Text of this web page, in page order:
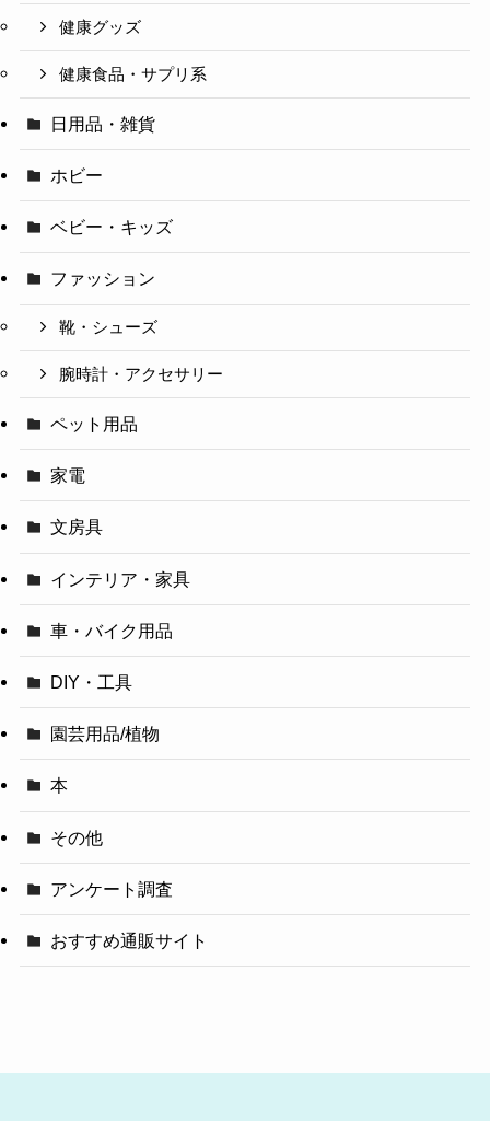
健康グッズ
健康食品・サプリ系
日用品・雑貨
ホビー
ベビー・キッズ
ファッション
靴・シューズ
腕時計・アクセサリー
ペット用品
家電
文房具
インテリア・家具
車・バイク用品
DIY・工具
園芸用品/植物
本
その他
アンケート調査
おすすめ通販サイト